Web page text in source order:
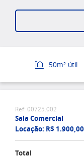
50m² útil
Ref: 00725.002
Sala Comercial
Locação: R$ 1.900,00
Total